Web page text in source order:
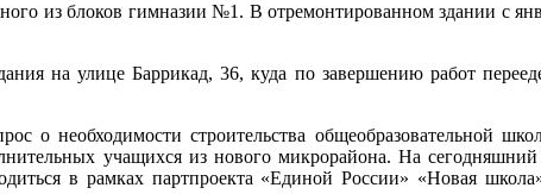
из блоков гимназии №1. В отремонтированном здании с
на улице Баррикад, 36, куда по завершению работ
о необходимости строительства общеобразовательной
учащихся из нового микрорайона. На сегодняшний
в рамках партпроекта «Единой России» «Новая